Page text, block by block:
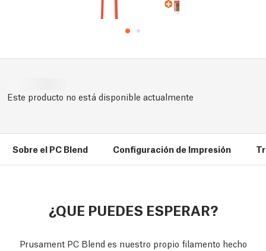
Este producto no está disponible actualmente
Sobre el PC Blend Configuración de Impresión
¿QUE PUEDES ESPERAR?
Prusament PC Blend es nuestro propio filamento hecho